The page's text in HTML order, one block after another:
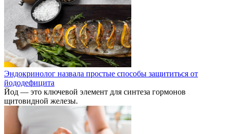
Эндокринолог назвала простые способы защититься от
йододефицита
Йод — это ключевой элемент для синтеза гормонов
щитовидной железы.